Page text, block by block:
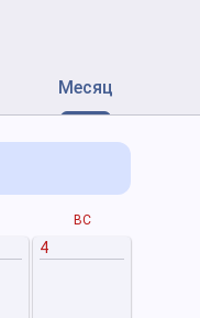
Месяц
ВС
4